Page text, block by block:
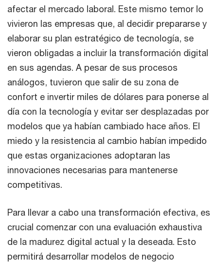
afectar el mercado laboral. Este mismo temor lo
vivieron las empresas que, al decidir prepararse y
elaborar su plan estratégico de tecnología, se
vieron obligadas a incluir la transformación digital
en sus agendas. A pesar de sus procesos
análogos, tuvieron que salir de su zona de
confort e invertir miles de dólares para ponerse al
día con la tecnología y evitar ser desplazadas por
modelos que ya habían cambiado hace años. El
miedo y la resistencia al cambio habían impedido
que estas organizaciones adoptaran las
innovaciones necesarias para mantenerse
competitivas.
Para llevar a cabo una transformación efectiva, es
crucial comenzar con una evaluación exhaustiva
de la madurez digital actual y la deseada. Esto
permitirá desarrollar modelos de negocio